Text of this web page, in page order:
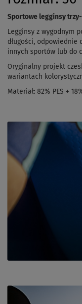
Sportowe legginsy
Legginsy z wygodnym
długości, odpowiednie
innych sportów lub do
Oryginalny projekt
wariantach
Materiał: 82% PES +